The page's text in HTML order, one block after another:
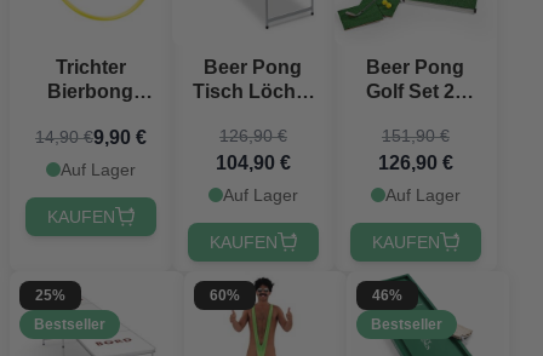
Trichter
Bierbong
14,90 €9,90 €
Auf Lager
KAUFEN
Beer Pong
Tisch Löcher
Offizielle
Maße
126,90 €
104,90 €
Auf Lager
KAUFEN
Beer Pong
Golf Set 2x
151,90 €
126,90 €
Auf Lager
KAUFEN
25%
Bestseller
60%
46%
Bestseller